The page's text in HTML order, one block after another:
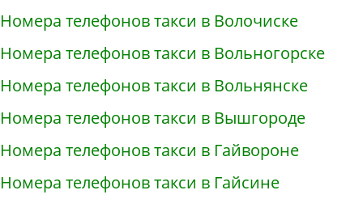
Номера телефонов такси в Волочиске
Номера телефонов такси в Вольногорске
Номера телефонов такси в Вольнянске
Номера телефонов такси в Вышгороде
Номера телефонов такси в Гайвороне
Номера телефонов такси в Гайсине